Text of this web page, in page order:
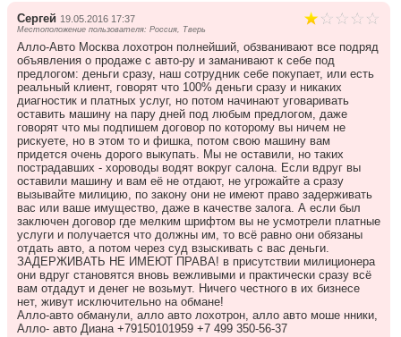
Сергей 19.05.2016 17:37
Местоположение пользователя: Россия, Тверь
Алло-Авто Москва лохотрон полнейший, обзванивают все подряд
объявления о продаже с авто-ру и заманивают к себе под
предлогом: деньги сразу, наш сотрудник себе покупает, или есть
реальный клиент, говорят что 100% деньги сразу и никаких
диагностик и платных услуг, но потом начинают уговаривать
оставить машину на пару дней под любым предлогом, даже
говорят что мы подпишем договор по которому вы ничем не
рискуете, но в этом то и фишка, потом свою машину вам
придется очень дорого выкупать. Мы не оставили, но таких
пострадавших - хороводы водят вокруг салона. Если вдруг вы
оставили машину и вам её не отдают, не угрожайте а сразу
вызывайте милицию, по закону они не имеют право задерживать
вас или ваше имущество, даже в качестве залога. А если был
заключен договор где мелким шрифтом вы не усмотрели платные
услуги и получается что должны им, то всё равно они обязаны
отдать авто, а потом через суд взыскивать с вас деньги.
ЗАДЕРЖИВАТЬ НЕ ИМЕЮТ ПРАВА! в присутствии милиционера
они вдруг становятся вновь вежливыми и практически сразу всё
вам отдадут и денег не возьмут. Ничего честного в их бизнесе
нет, живут исключительно на обмане!
Алло-авто обманули, алло авто лохотрон, алло авто моше нники,
Алло- авто Диана +79150101959 +7 499 350-56-37